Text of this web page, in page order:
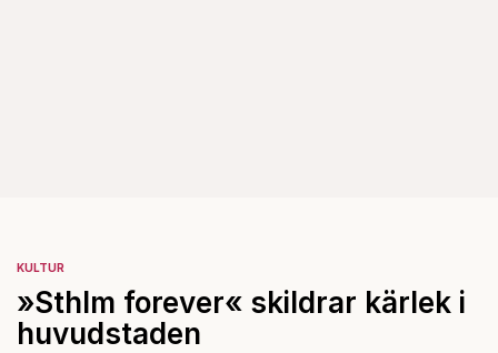
KULTUR
»Sthlm for­ever« skildrar kärlek i
huvudstaden